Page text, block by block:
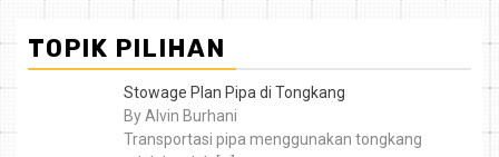
TOPIK PILIHAN
Stowage Plan Pipa di Tongkang
By Alvin Burhani
Transportasi pipa menggunakan tongkang